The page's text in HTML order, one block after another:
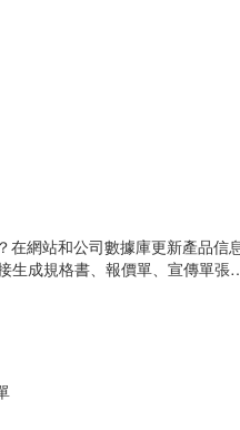
網站和公司數據庫更新產品信
成規格書、報價單、宣傳單張